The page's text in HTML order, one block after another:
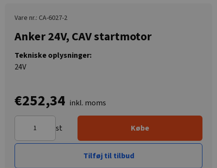
Vare nr.: CA-6027-2
Anker 24V, CAV startmotor
Tekniske oplysninger:
24V
€252,34 inkl. moms
st Købe
Tilføj til tilbud